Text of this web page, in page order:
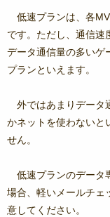
低速プランは、各
です。ただし、通信速
データ通信量の多いゲ
プランといえます。
外ではあまりデータ
かネットを使わないと
せん。
低速プランのデータ
場合、軽いメールチェ
意してください。